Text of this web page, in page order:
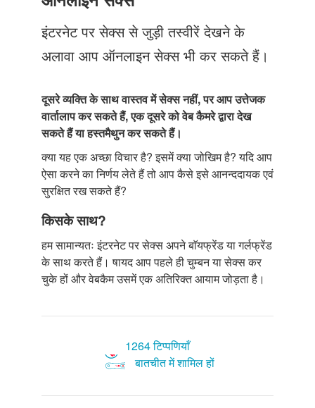
Just Poocho
संपर्क करें
इंटरनेट पर सेक्स से जुड़ी तस्वीरें देखने के
अलावा आप ऑनलाइन सेक्स भी कर सकते हैं।
दूसरे व्यक्ति के साथ वास्तव में सेक्स नहीं, पर आप उत्तेजक
वार्तालाप कर सकते हैं, एक दूसरे को वेब कैमरे द्वारा देख
सकते हैं या हस्तमैथुन कर सकते हैं।
क्या यह एक अच्छा विचार है? इसमें क्या जोखिम है? यदि आप
ऐसा करने का निर्णय लेते हैं तो आप कैसे इसे आनन्ददायक एवं
सुरक्षित रख सकते हैं?
किसके साथ?
हम सामान्यतः इंटरनेट पर सेक्स अपने बाॅयफ्रेंड या गर्लफ्रेंड
के साथ करते हैं। षायद आप पहले ही चुम्बन या सेक्स कर
चुके हों और वेबकैम उसमें एक अतिरिक्त आयाम जोड़ता है।
1264 टिप्पणियाँ
बातचीत में शामिल हों